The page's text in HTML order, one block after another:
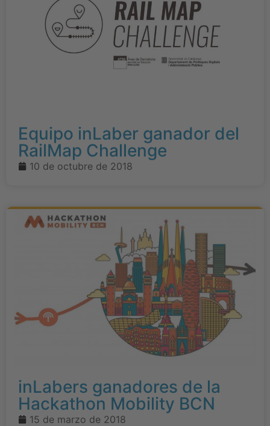
Equipo inLaber ganador del
RailMap Challenge
10 de octubre de 2018
inLabers ganadores de la
Hackathon Mobility BCN
15 de marzo de 2018